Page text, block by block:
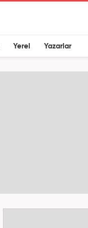
Yerel Yazarlar